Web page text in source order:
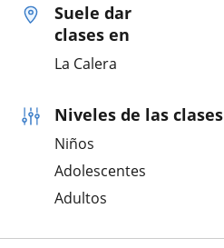
Suele dar
clases en
La Calera
Niveles de las clases
Niños
Adolescentes
Adultos